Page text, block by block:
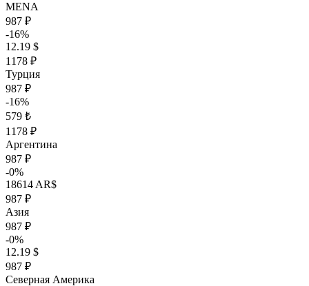
MENA
987 ₽
-16%
12.19 $
1178 ₽
Турция
987 ₽
-16%
579 ₺
1178 ₽
Аргентина
987 ₽
-0%
18614 AR$
987 ₽
Азия
987 ₽
-0%
12.19 $
987 ₽
Северная Америка